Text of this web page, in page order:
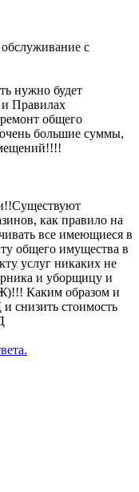
с
нужно будет
Правилах
общего
большие суммы,
как правило на
все имеющиеся в
общего имущества в
услуг никаких не
и уборщицу и
Каким образом и
снизить стоимость